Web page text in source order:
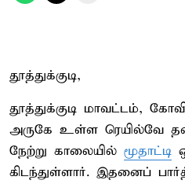
தூத்துக்குடி,
தூத்துக்குடி மாவட்டம்,
அருகே உள்ள ரெயில்வே
நேற்று காலையில் மூதாட்டி
கிடந்துள்ளார். இதனைப்